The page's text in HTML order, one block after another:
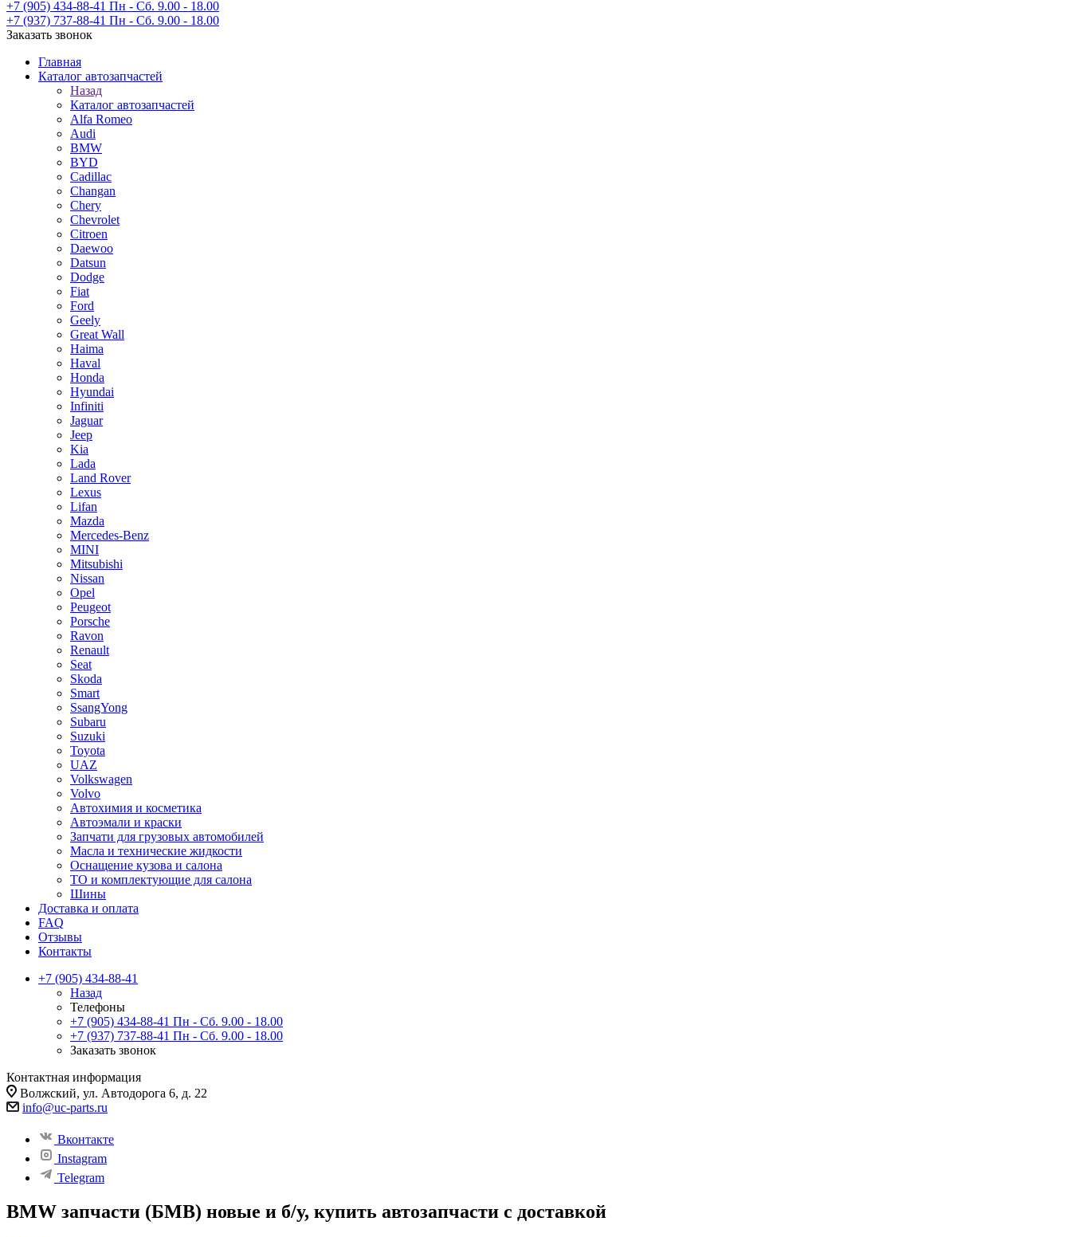
+7 (905) 434-88-41 Пн - Сб. 9.00 - 18.00
+7 (937) 737-88-41 Пн - Сб. 9.00 - 18.00
Заказать звонок
Главная
Каталог автозапчастей
Назад
Каталог автозапчастей
Alfa Romeo
Audi
BMW
BYD
Cadillac
Changan
Chery
Chevrolet
Citroen
Daewoo
Datsun
Dodge
Fiat
Ford
Geely
Great Wall
Haima
Haval
Honda
Hyundai
Infiniti
Jaguar
Jeep
Kia
Lada
Land Rover
Lexus
Lifan
Mazda
Mercedes-Benz
MINI
Mitsubishi
Nissan
Opel
Peugeot
Porsche
Ravon
Renault
Seat
Skoda
Smart
SsangYong
Subaru
Suzuki
Toyota
UAZ
Volkswagen
Volvo
Автохимия и косметика
Автоэмали и краски
Запчати для грузовых автомобилей
Масла и технические жидкости
Оснащение кузова и салона
ТО и комплектующие для салона
Шины
Доставка и оплата
FAQ
Отзывы
Контакты
+7 (905) 434-88-41
Назад
Телефоны
+7 (905) 434-88-41 Пн - Сб. 9.00 - 18.00
+7 (937) 737-88-41 Пн - Сб. 9.00 - 18.00
Заказать звонок
Контактная информация
Волжский, ул. Автодорога 6, д. 22
info@uc-parts.ru
Вконтакте
Instagram
Telegram
BMW запчасти (БМВ) новые и б/у, купить автозапчасти с доставкой